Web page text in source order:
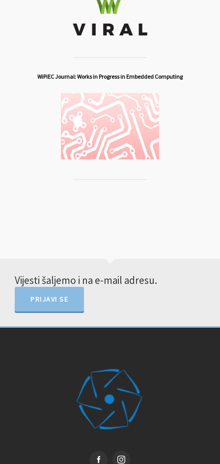
WiPiEC Journal: Works in Progress in Embedded Computing
Vijesti šaljemo i na e-mail adresu.
PRIJAVI SE